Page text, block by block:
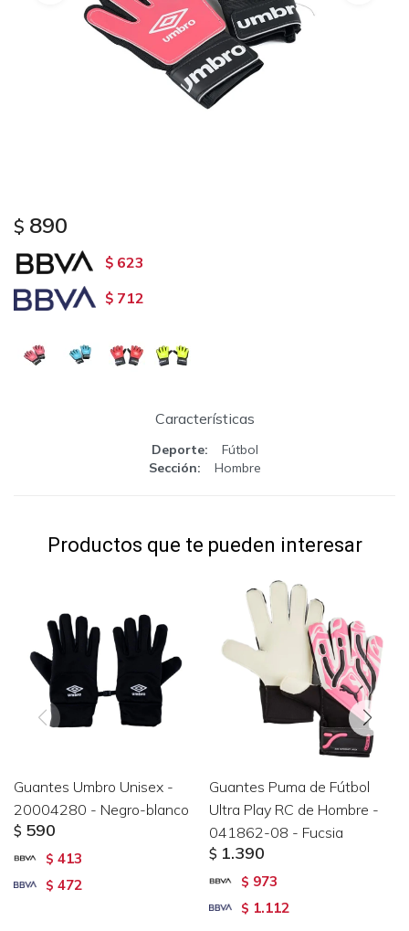
$ 890
$ 623
$ 712
Características
Deporte
Fútbol
Sección
Hombre
Productos que te pueden interesar
Guantes Umbro Unisex -
20004280 - Negro-blanco
$ 590
$ 413
$ 472
Guantes Puma de Fútbol
Ultra Play RC de Hombre -
041862-08 - Fucsia
$ 1.390
$ 973
$ 1.112